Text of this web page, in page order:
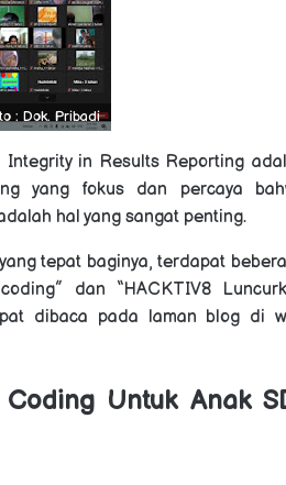
: Dok. Pribadi
in Results Reporting
yang fokus dan percaya
hal yang sangat penting.
tepat baginya, terdapat
dan “HACKTIV8
dibaca pada laman blog di
Untuk Anak